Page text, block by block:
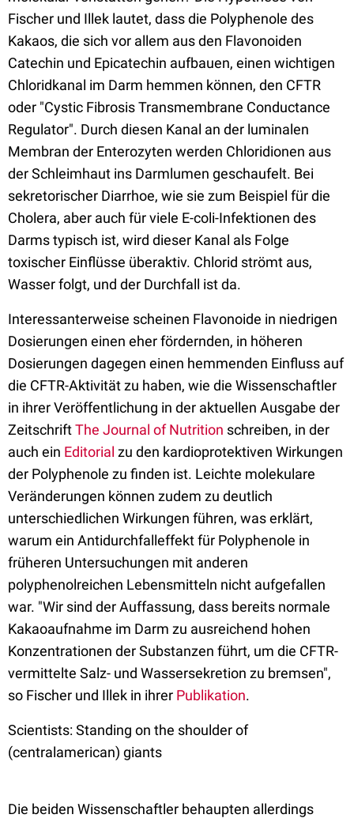
Fischer und Illek lautet, dass die Polyphenole des
Kakaos, die sich vor allem aus den Flavonoiden
Catechin und Epicatechin aufbauen, einen wichtigen
Chloridkanal im Darm hemmen können, den CFTR
oder "Cystic Fibrosis Transmembrane Conductance
Regulator". Durch diesen Kanal an der luminalen
Membran der Enterozyten werden Chloridionen aus
der Schleimhaut ins Darmlumen geschaufelt. Bei
sekretorischer Diarrhoe, wie sie zum Beispiel für die
Cholera, aber auch für viele E-coli-Infektionen des
Darms typisch ist, wird dieser Kanal als Folge
toxischer Einflüsse überaktiv. Chlorid strömt aus,
Wasser folgt, und der Durchfall ist da.
Interessanterweise scheinen Flavonoide in niedrigen
Dosierungen einen eher fördernden, in höheren
Dosierungen dagegen einen hemmenden Einfluss auf
die CFTR-Aktivität zu haben, wie die Wissenschaftler
in ihrer Veröffentlichung in der aktuellen Ausgabe der
ZeitschriftThe Journal of Nutrition schreiben, in der
auch ein Editorial zu den kardioprotektiven Wirkungen
der Polyphenole zu finden ist. Leichte molekulare
Veränderungen können zudem zu deutlich
unterschiedlichen Wirkungen führen, was erklärt,
warum ein Antidurchfalleffekt für Polyphenole in
früheren Untersuchungen mit anderen
polyphenolreichen Lebensmitteln nicht aufgefallen
war. "Wir sind der Auffassung, dass bereits normale
Kakaoaufnahme im Darm zu ausreichend hohen
Konzentrationen der Substanzen führt, um die CFTR-
vermittelte Salz- und Wassersekretion zu bremsen",
so Fischer und Illek in ihrer Publikation.
Scientists: Standing on the shoulder of
(centralamerican) giants
Die beiden Wissenschaftler behaupten allerdings